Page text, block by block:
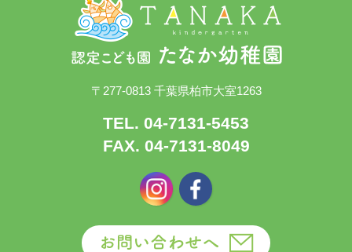
〒277-0813 千葉県柏市大室1263
TEL. 04-7131-5453
FAX. 04-7131-8049